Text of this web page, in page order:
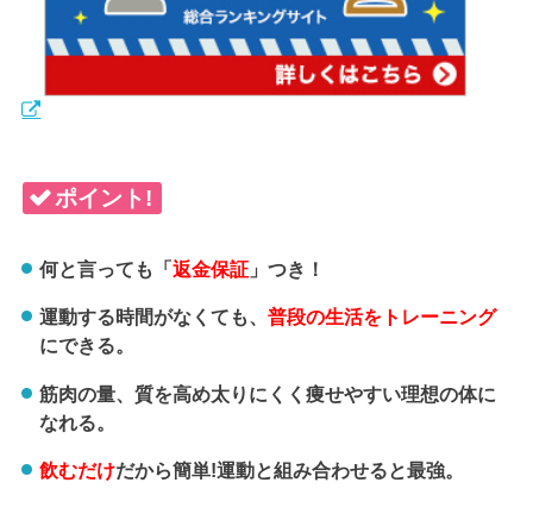
ポイント!
何と言っても「返金保証」つき！
運動する時間がなくても、 普段の生活をトレーニング
にできる。
筋肉の量、質を高め太りにくく痩せやすい理想の体に
なれる。
飲むだけだから簡単!運動と組み合わせると最強。